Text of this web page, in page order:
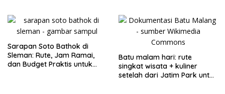
Sarapan Soto Bathok di
Sleman: Rute, Jam Ramai,
dan Budget Praktis untuk
Batu malam hari: rute
singkat wisata + kuliner
setelah dari Jatim Park untuk